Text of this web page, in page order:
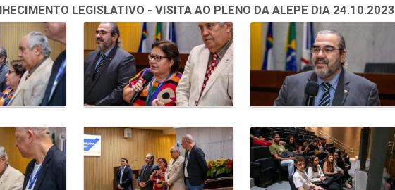
LEGISLATIVO - VISITA AO PLENO DA ALEPE DIA 24.10.2023